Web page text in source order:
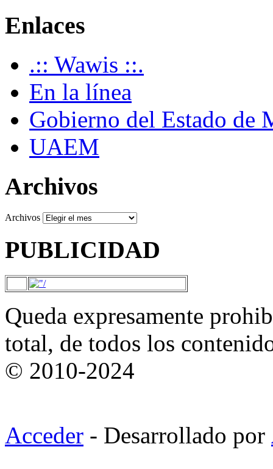
Enlaces
.:: Wawis ::.
En la línea
Gobierno del Estado de
UAEM
Archivos
Archivos
PUBLICIDAD
Queda expresamente
total, de todos los
© 2010-2024
Acceder - Desarrollado por